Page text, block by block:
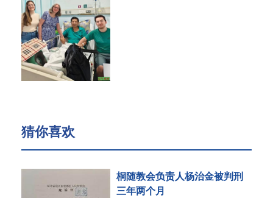
猜你喜欢
桐随教会负责人杨治金被判刑
三年两个月